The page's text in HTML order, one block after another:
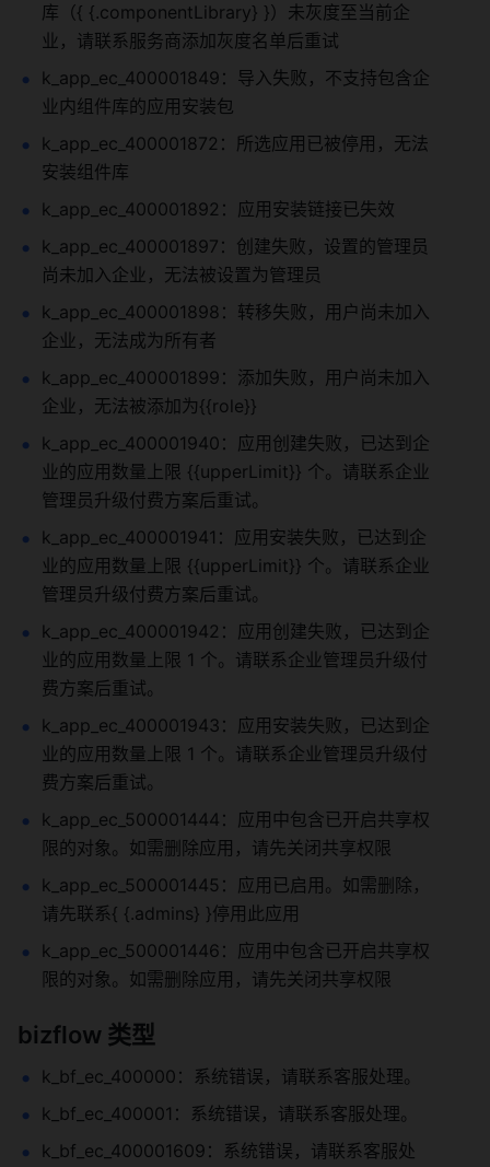
库（{ {.componentLibrary} }）未灰度至当前企
业，请联系服务商添加灰度名单后重试
k_app_ec_400001849：导入失败，不支持包含企
业内组件库的应用安装包
k_app_ec_400001872：所选应用已被停用，无法
安装组件库
k_app_ec_400001892：应用安装链接已失效
k_app_ec_400001897：创建失败，设置的管理员
尚未加入企业，无法被设置为管理员
k_app_ec_400001898：转移失败，用户尚未加入
企业，无法成为所有者
k_app_ec_400001899：添加失败，用户尚未加入
企业，无法被添加为{{role}}
k_app_ec_400001940：应用创建失败，已达到企
业的应用数量上限 {{upperLimit}} 个。请联系企业
管理员升级付费方案后重试。
k_app_ec_400001941：应用安装失败，已达到企
业的应用数量上限 {{upperLimit}} 个。请联系企业
管理员升级付费方案后重试。
k_app_ec_400001942：应用创建失败，已达到企
业的应用数量上限 1 个。请联系企业管理员升级付
费方案后重试。
k_app_ec_400001943：应用安装失败，已达到企
业的应用数量上限 1 个。请联系企业管理员升级付
费方案后重试。
k_app_ec_500001444：应用中包含已开启共享权
限的对象。如需删除应用，请先关闭共享权限
k_app_ec_500001445：应用已启用。如需删除，
请先联系{ {.admins} }停用此应用
k_app_ec_500001446：应用中包含已开启共享权
限的对象。如需删除应用，请先关闭共享权限
bizflow 类型
k_bf_ec_400000：系统错误，请联系客服处理。
k_bf_ec_400001：系统错误，请联系客服处理。
k_bf_ec_400001609：系统错误，请联系客服处